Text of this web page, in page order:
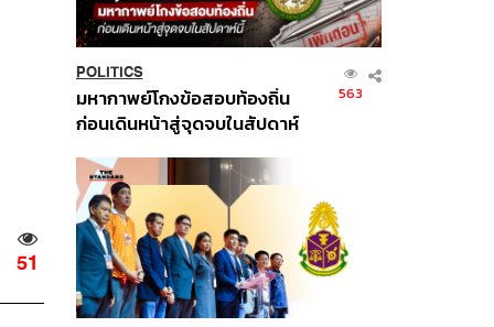
51
POLITICS
มหากาพย์โกงข้อสอบท้องถิ่น
ก่อนเดินหน้าสู่จุดจบในสัปดาห์
563